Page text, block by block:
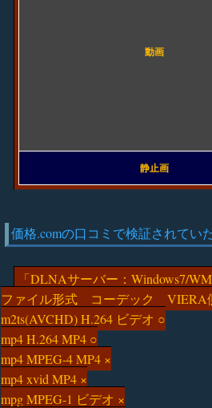
動画
静止画
価格.comの口コミで検証されてい
DLNAサーバー：Windows7/
ファイル形式 コーデック VIERA
m2ts(AVCHD) H.264 ビデオ ○
mp4 H.264 MP4 ○
mp4 MPEG-4 MP4 ×
mp4 xvid MP4 ×
mpg MPEG-1 ビデオ ×